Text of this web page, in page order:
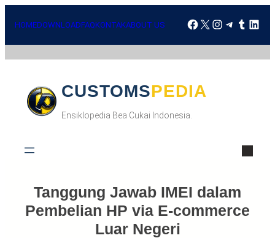
HOMEDOWNLOADFAQKONTAKABOUT US Facebook
X
CUSTOMSPEDIA
Ensiklopedia Bea Cukai Indonesia.
Tanggung Jawab IMEI dalam
Pembelian HP via E-commerce
Luar Negeri